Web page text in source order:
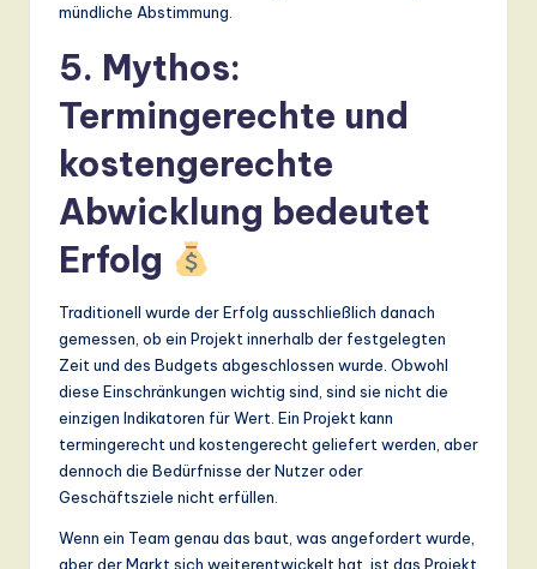
mündliche Abstimmung.
5. Mythos:
Termingerechte und
kostengerechte
Abwicklung bedeutet
Erfolg
Traditionell wurde der Erfolg ausschließlich danach
gemessen, ob ein Projekt innerhalb der festgelegten
Zeit und des Budgets abgeschlossen wurde. Obwohl
diese Einschränkungen wichtig sind, sind sie nicht die
einzigen Indikatoren für Wert. Ein Projekt kann
termingerecht und kostengerecht geliefert werden, aber
dennoch die Bedürfnisse der Nutzer oder
Geschäftsziele nicht erfüllen.
Wenn ein Team genau das baut, was angefordert wurde,
aber der Markt sich weiterentwickelt hat, ist das Projekt